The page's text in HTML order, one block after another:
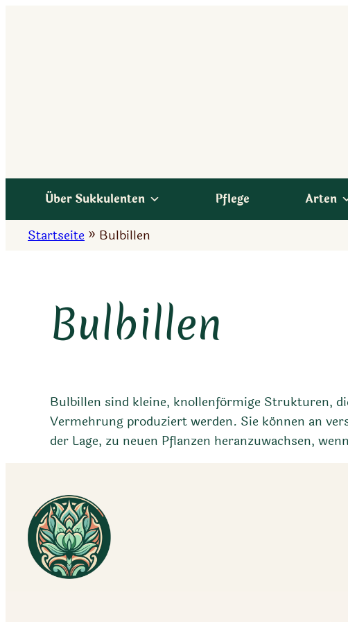
Über Sukkulenten Pflege Arten
Startseite » Bulbillen
Bulbillen
Bulbillen sind kleine, knollenförmige Strukturen,
Vermehrung produziert werden. Sie können an
der Lage, zu neuen Pflanzen heranzuwachsen,